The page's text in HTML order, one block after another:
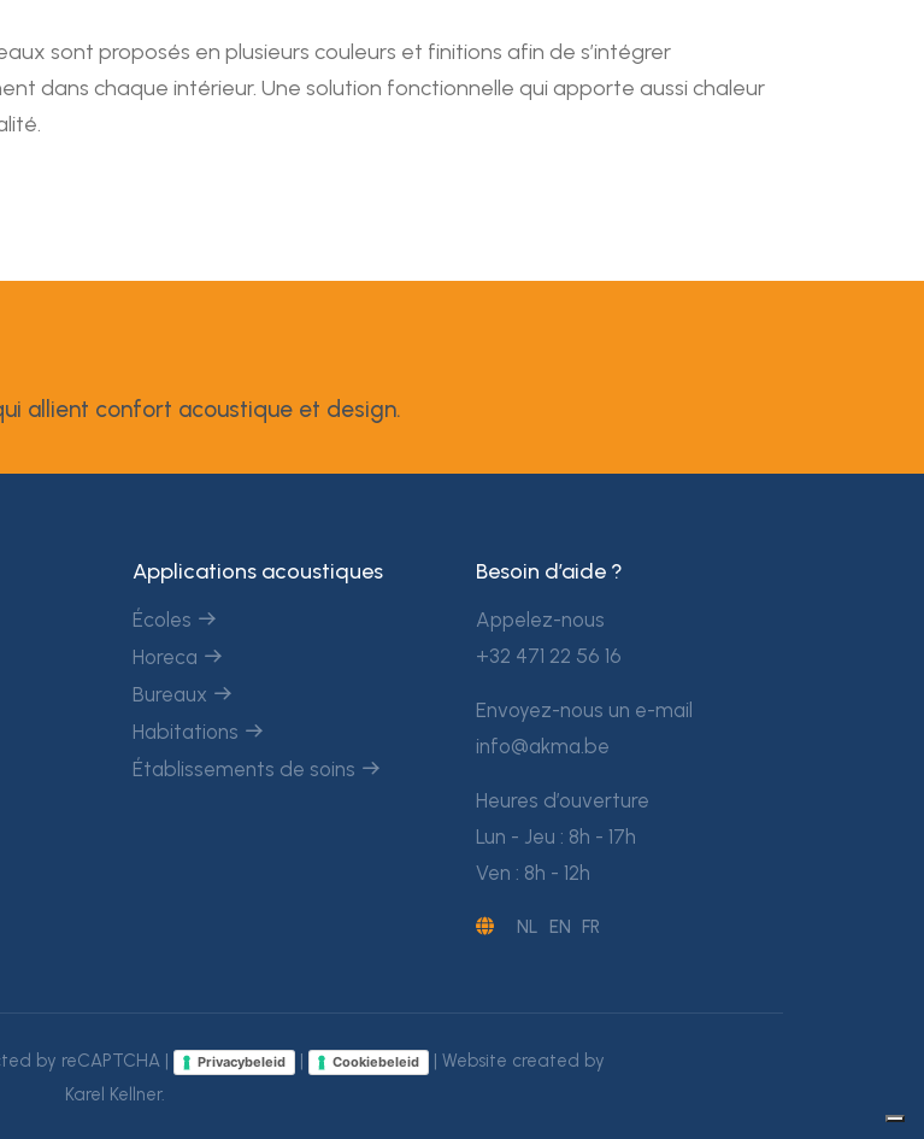
sont proposés en plusieurs couleurs et finitions afin de s’intégrer
dans chaque intérieur. Une solution fonctionnelle qui apporte aussi chaleur
allient confort acoustique et design.
Applications acoustiques
Écoles
Horeca
Bureaux
Habitations
Établissements de soins
Besoin d’aide ?
Appelez-nous
+32 471 22 56 16
Envoyez-nous un e-mail
info@akma.be
Heures d’ouverture
Lun - Jeu : 8h - 17h
Ven : 8h - 12h
NL EN FR
by reCAPTCHA | Privacybeleid | Cookiebeleid
| Website created by
Karel Kellner.